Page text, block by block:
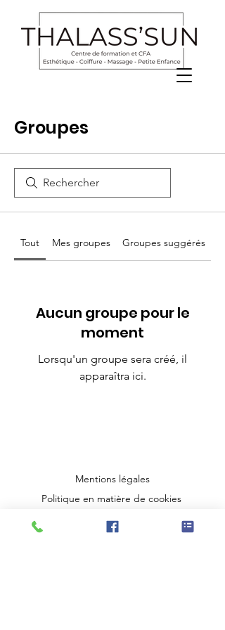
Groupes
Tout Mes groupes Groupes suggérés
Aucun groupe pour le
moment
Lorsqu'un groupe sera créé, il
apparaîtra ici.
Mentions légales
Politique en matière de cookies
Politique de confidentialité